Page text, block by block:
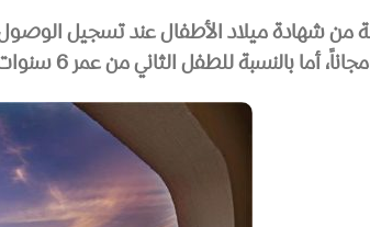
مجاناً، أما بالنسبة للطفل الثاني من عمر 6 سنوات وحتى أقل من 12 سنة فسيتم خصم 50% من سعر الشخص البالغ.